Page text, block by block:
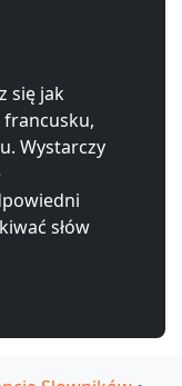
się jak
Wystarczy
słów